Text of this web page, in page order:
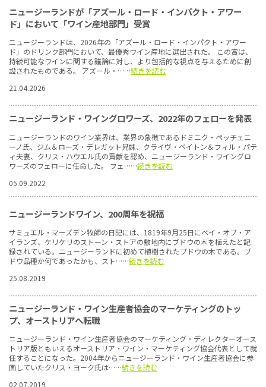
ニュージーランドが「アズール・ロード・インパクト・アワー
ド」において「ワイン産地部門」受賞
ニュージーランドは、2026年の「アズール・ロード・インパクト・アワー
ド」のドリンク部門において、最優秀ワイン産地に選出された。 この賞は、
持続可能なワインに関する議論に対し、より包括的な視点を与えるために創
設されたものである。 アズール・……続きを読む
21.04.2026
ニュージーランド・ワイングロワーズ、2022年のフェローを発表
ニュージーランドのワイン業界は、業界の象徴であるドミニク・ペッチェニ
ーノ氏、ジム＆ローズ・デレガット兄妹、クライヴ・ペイトン＆フィル・パテ
ィ夫妻、クリス・ハウエル氏の貢献を認め、ニュージーランド・ワイングロ
ワーズのフェローに任命した。 フェ……続きを読む
05.09.2022
ニュージーランドワイン、200周年を祝福
サミュエル・マーズデン牧師の日記には、1819年9月25日にベイ・オブ・ア
イランズ、ケリケリのストーン・ストアの敷地内にブドウの木を植えたと記
録されている。ニュージーランドに初めて植樹されたブドウの木である。ブ
ドウ品種か何であったかも、スト……続きを読む
25.08.2019
ニュージーランド・ワイン生産者協会のマーケティングのトッ
プ、オーストリアへ転職
ニュージーランド・ワイン生産者協会のマーケティング・ディレクターオース
トリア版ともいえるオーストリア・ワイン・マーケティング協会代表として就
任することになった。2004年からニュージーランド・ワイン生産者協会に参
画していたクリス・ヨーク氏は……続きを読む
02.07.2019